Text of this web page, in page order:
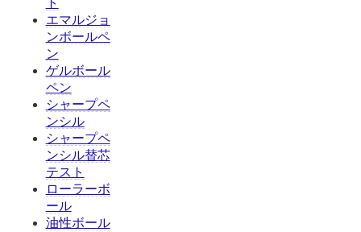
ト
エマルジョ
ンボールペ
ン
ゲルボール
ペン
シャープペ
ンシル
シャープペ
ンシル替芯
テスト
ローラーボ
ール
油性ボール